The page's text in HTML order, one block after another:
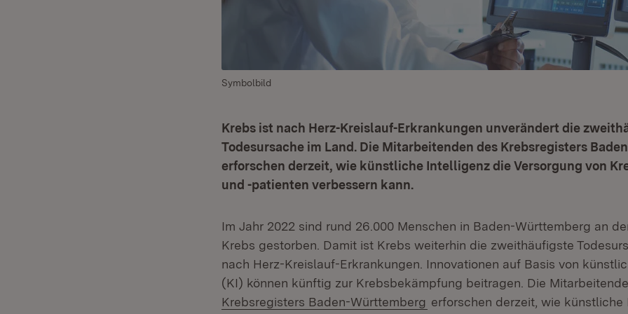
Symbolbild
Krebs ist nach Herz-Kreislauf-Erkrankungen unverändert die
Todesursache im Land. Die Mitarbeitenden des Krebsregisters
erforschen derzeit, wie künstliche Intelligenz die Versorgung von
und -patienten verbessern kann.
Im Jahr 2022 sind rund 26.000 Menschen in Baden-Württemberg an
Krebs gestorben. Damit ist Krebs weiterhin die zweithäufigste
nach Herz-Kreislauf-Erkrankungen. Innovationen auf Basis von
(KI) können künftig zur Krebsbekämpfung beitragen. Die
Krebsregisters Baden-Württemberg (Öffnet in neuem Fenster)
erforschen derzeit, wie